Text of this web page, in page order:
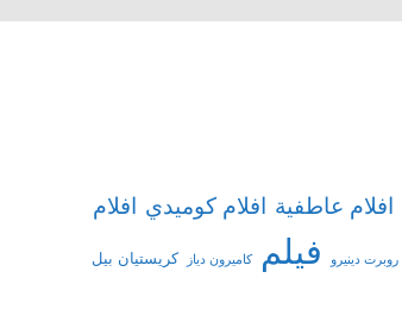
افلام عاطفية افلام كوميدي افلام
روبرت دينيرو فيلم كاميرون دياز كريستيان بيل